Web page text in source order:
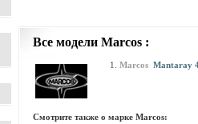
Все модели Marcos :
Marcos Mantaray
Смотрите также о марке Marcos: